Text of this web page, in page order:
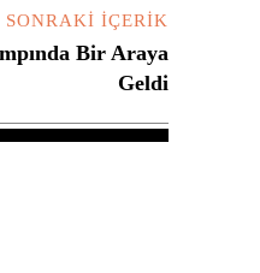
SONRAKI İÇERIK
Bir Araya
Geldi